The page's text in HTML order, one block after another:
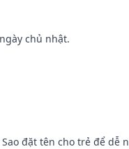
chủ nhật.
đặt tên cho trẻ để dễ